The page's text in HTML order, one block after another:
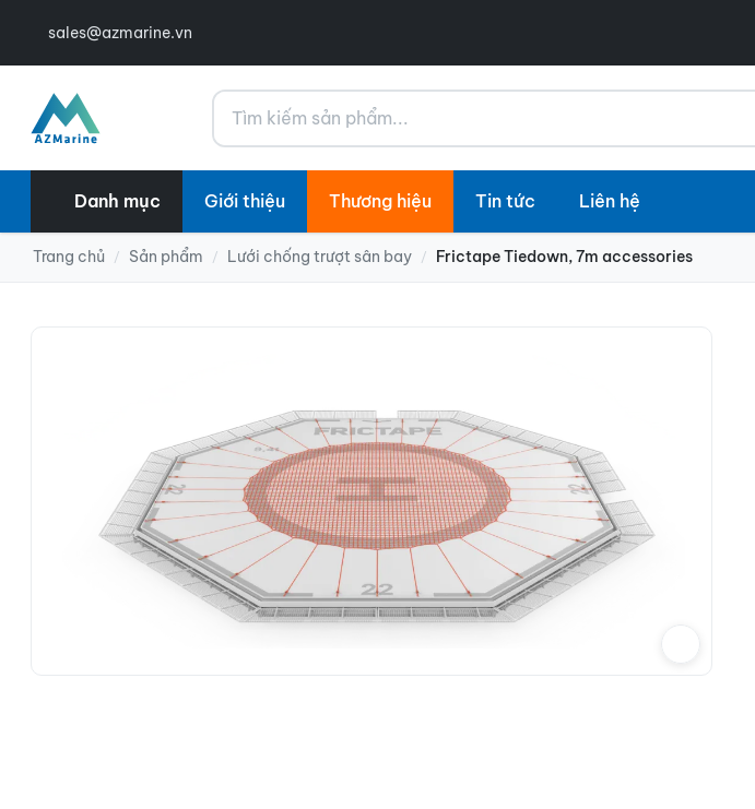
sales@azmarine.vn
Tìm kiếm
Danh mục Giới thiệu Thương hiệu Tin tức Liên hệ
Trang chủ / Sản phẩm / Lưới chống trượt sân bay / Frictape Tiedown, 7m accessories